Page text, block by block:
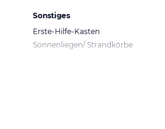
Sonstiges
Erste-Hilfe-Kasten
Sonnenliegen/ Strandkörbe